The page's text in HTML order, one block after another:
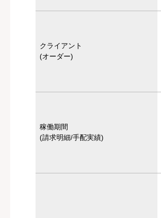
クライアント
(オーダー)
稼働期間
(請求明細/手配実績)